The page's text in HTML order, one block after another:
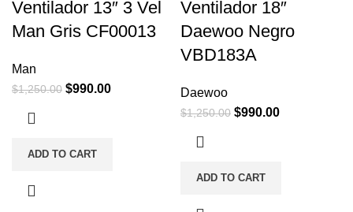
Ventilador 13″ 3 Vel
Man Gris CF00013
Man
$1,250.00 $990.00
ADD TO CART
Ventilador 18″
Daewoo Negro
VBD183A
Daewoo
$1,250.00 $990.00
ADD TO CART